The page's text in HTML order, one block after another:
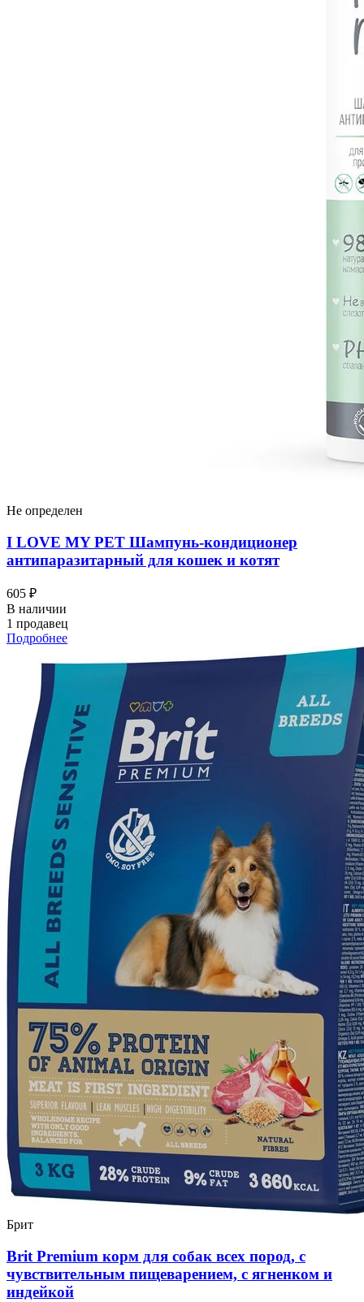
Не определен
I LOVЕ MY PET Шампунь-кондиционер
антипаразитарный для кошек и котят
605 ₽
В наличии
1 продавец
Подробнее
Брит
Brit Premium корм для собак всех пород, с
чувствительным пищеварением, с ягненком и
индейкой